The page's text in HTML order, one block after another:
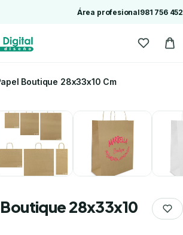
Área profesional981 756 452
Boutique 28x33x10 Cm
28x33x10